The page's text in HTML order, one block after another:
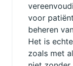
voor
beheren
Het is
zoals met